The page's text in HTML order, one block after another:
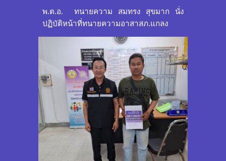
พ.ต.อ. ทนายความ สมทรง สุขมาก นั่ง
ปฏิบัติหน้าที่ทนายความอาสาสภ.แกลง